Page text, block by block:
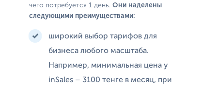
чего потребуется 1 день. Они наделены
следующими преимуществами:
широкий выбор тарифов для
бизнеса любого масштаба.
Например, минимальная цена у
inSales – 3100 тенге в месяц, при